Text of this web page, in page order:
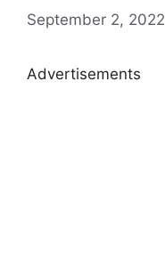
September 2, 2022
Advertisements